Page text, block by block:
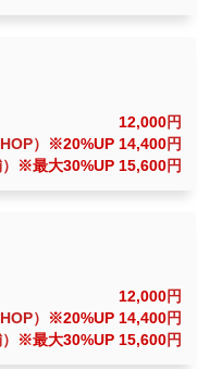
12,000円
）
※20%UP 14,400円
※最大30%UP 15,600円
12,000円
）
※20%UP 14,400円
※最大30%UP 15,600円